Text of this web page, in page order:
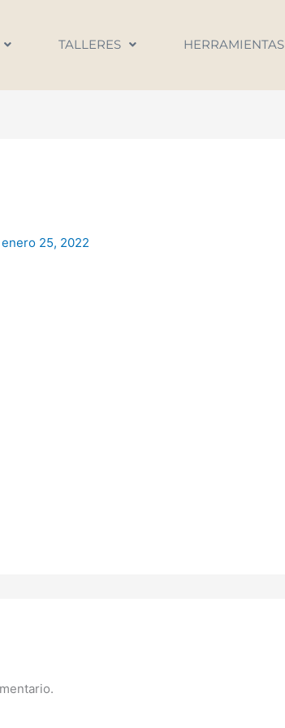
TALLERES HERRAMIENTAS
enero 25, 2022